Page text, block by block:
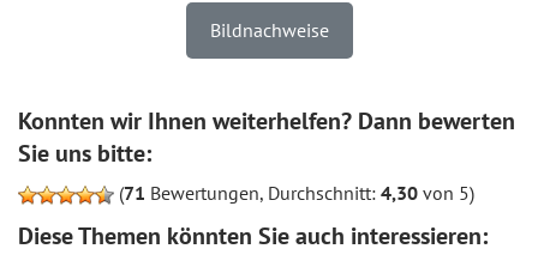
Bildnachweise
Konnten wir Ihnen weiterhelfen? Dann bewerten
Sie uns bitte:
(71 Bewertungen, Durchschnitt: 4,30 von 5)
Diese Themen könnten Sie auch interessieren: